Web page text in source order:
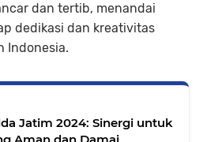
dan tertib, menandai
dedikasi dan kreativitas
Indonesia.
Jatim 2024: Sinergi untuk